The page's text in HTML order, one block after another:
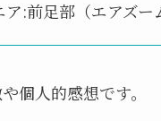
ア:前足部（エアズー
個人的感想です。